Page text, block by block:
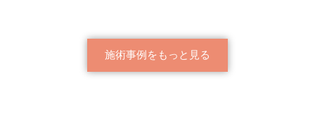
施術事例をもっと見る